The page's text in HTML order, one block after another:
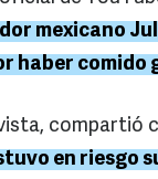
mexicano
haber comido
compartió
en riesgo